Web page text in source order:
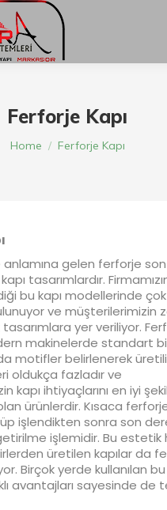
Ferforje Kapı
Home Ferforje Kapı
gelen ferforje son
tasarımlardır.
bu kapı modellerinde
ve müşterilerimizin
yer veriliyor.
makinelerde standart
motifler belirlenerek
oldukça fazladır ve
kapı ihtiyaçlarını en iyi
ürünlerdir. Kısaca
işlendikten sonra son
işlemidir. Bu estetik
üretilen kapılar da
Birçok yerde kullanılan bu
avantajları sayesinde de